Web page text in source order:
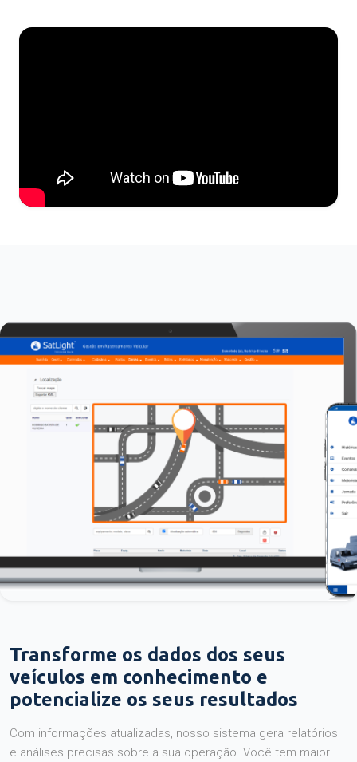
Transforme os dados dos seus
veículos em conhecimento e
potencialize os seus resultados
Com informações atualizadas, nosso sistema gera relatórios
e análises precisas sobre a sua operação. Você tem maior